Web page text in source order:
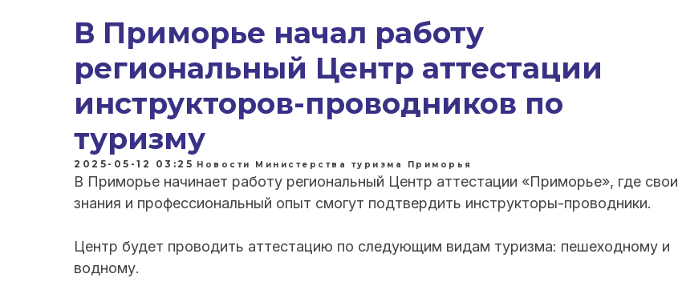
В Приморье начал работу
региональный Центр аттестации
инструкторов-проводников по
туризму
2025-05-12 03:25 Новости Министерства туризма Приморья
В Приморье начинает работу региональный Центр аттестации «Приморье», где свои
знания и профессиональный опыт смогут подтвердить инструкторы-проводники.
Центр будет проводить аттестацию по следующим видам туризма: пешеходному и
водному.